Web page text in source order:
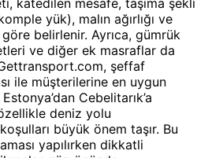
katedilen mesafe, taşıma şekli
yük), malın ağırlığı ve
belirlenir. Ayrıca, gümrük
ve diğer ek masraflar da
şeffaf
ile müşterilerine en uygun
Cebelitarık’a
deniz yolu
büyük önem taşır. Bu
yapılırken dikkatli